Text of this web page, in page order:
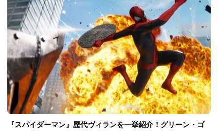
『スパイダーマン』歴代ヴィランを一挙紹介！グリーン・ゴ